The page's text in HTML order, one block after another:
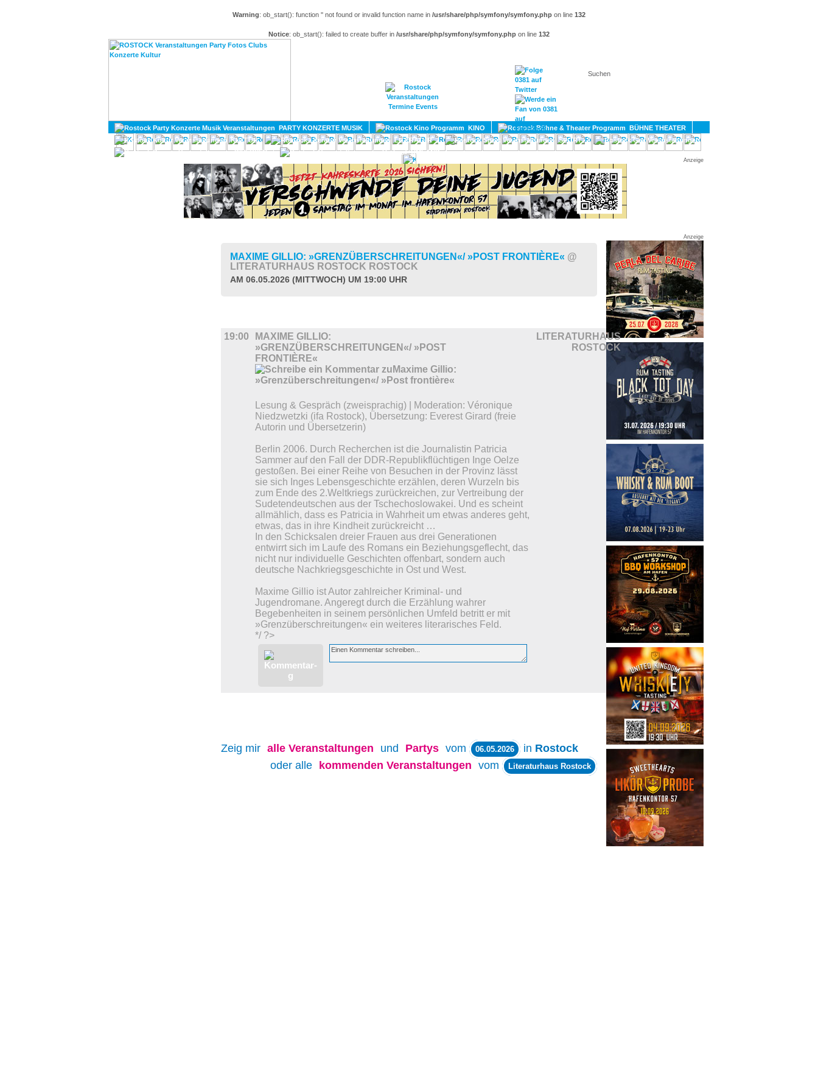
Warning: ob_start(): function '' not found or invalid function name in /usr/share/php/symfony/symfony.php on line 132
Notice: ob_start(): failed to create buffer in /usr/share/php/symfony/symfony.php on line 132
KONTAKT
PARTY KONZERTE MUSIK KINO
BÜHNE THEATER
KULTUR
LITERATUR SPORT
GAY
DIVERSES
UMLAND
Anzeige
Anzeige
MAXIME GILLIO: »GRENZÜBERSCHREITUNGEN«/ »POST FRONTIÈRE« @
LITERATURHAUS ROSTOCK ROSTOCK
AM 06.05.2026 (MITTWOCH) UM 19:00 UHR
19:00
MAXIME GILLIO:
»GRENZÜBERSCHREITUNGEN«/ »POST
FRONTIÈRE«
LITERATURHAUS
ROSTOCK
Lesung & Gespräch (zweisprachig) | Moderation: Véronique
Niedzwetzki (ifa Rostock), Übersetzung: Everest Girard (freie
Autorin und Übersetzerin)
Berlin 2006. Durch Recherchen ist die Journalistin Patricia
Sammer auf den Fall der DDR-Republikflüchtigen Inge Oelze
gestoßen. Bei einer Reihe von Besuchen in der Provinz lässt
sie sich Inges Lebensgeschichte erzählen, deren Wurzeln bis
zum Ende des 2.Weltkriegs zurückreichen, zur Vertreibung der
Sudetendeutschen aus der Tschechoslowakei. Und es scheint
allmählich, dass es Patricia in Wahrheit um etwas anderes geht,
etwas, das in ihre Kindheit zurückreicht …
In den Schicksalen dreier Frauen aus drei Generationen
entwirrt sich im Laufe des Romans ein Beziehungsgeflecht, das
nicht nur individuelle Geschichten offenbart, sondern auch
deutsche Nachkriegsgeschichte in Ost und West.
Maxime Gillio ist Autor zahlreicher Kriminal- und
Jugendromane. Angeregt durch die Erzählung wahrer
Begebenheiten in seinem persönlichen Umfeld betritt er mit
»Grenzüberschreitungen« ein weiteres literarisches Feld.
*/ ?>
Zeig mir alle Veranstaltungen und Partys vom 06.05.2026 in Rostock
oder alle
kommenden Veranstaltungen vom Literaturhaus Rostock